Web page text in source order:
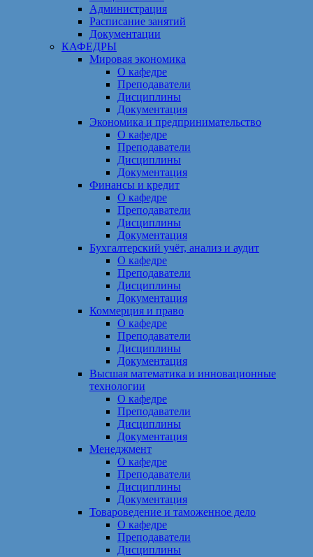
Администрация
Расписание занятий
Документации
КАФЕДРЫ
Мировая экономика
О кафедре
Преподаватели
Дисциплины
Документация
Экономика и предпринимательство
О кафедре
Преподаватели
Дисциплины
Документация
Финансы и кредит
О кафедре
Преподаватели
Дисциплины
Документация
Бухгалтерский учёт, анализ и аудит
О кафедре
Преподаватели
Дисциплины
Документация
Коммерция и право
О кафедре
Преподаватели
Дисциплины
Документация
Высшая математика и инновационные
технологии
О кафедре
Преподаватели
Дисциплины
Документация
Менеджмент
О кафедре
Преподаватели
Дисциплины
Документация
Товароведение и таможенное дело
О кафедре
Преподаватели
Дисциплины